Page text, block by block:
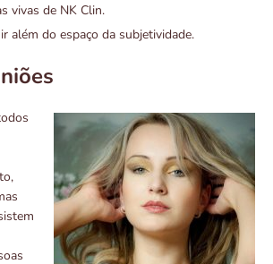
vivas de NK Clin.
além do espaço da subjetividade.